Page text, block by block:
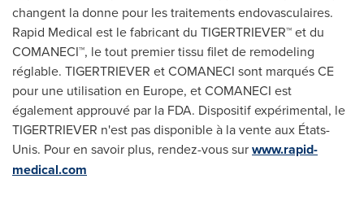
changent la donne pour les traitements endovasculaires.
Rapid Medical est le fabricant du TIGERTRIEVER™ et du
COMANECI™, le tout premier tissu filet de remodeling
réglable. TIGERTRIEVER et COMANECI sont marqués CE
pour une utilisation en Europe, et COMANECI est
également approuvé par la FDA. Dispositif expérimental, le
TIGERTRIEVER n'est pas disponible à la vente aux États-
Unis. Pour en savoir plus, rendez-vous surwww.rapid-
medical.com